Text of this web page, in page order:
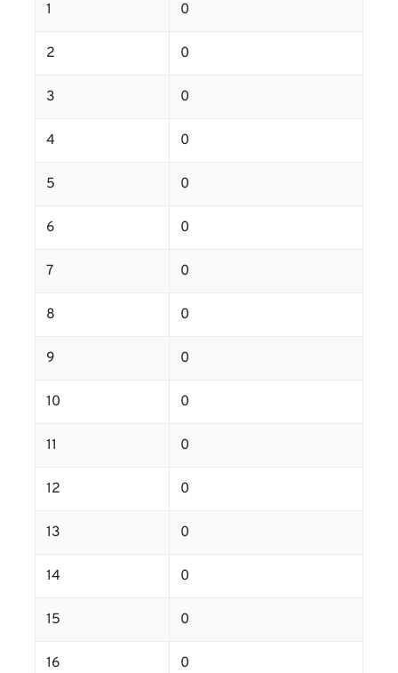
1 0
2 0
3 0
4 0
5 0
6 0
7 0
8 0
9 0
10 0
11 0
12 0
13 0
14 0
15 0
16 0